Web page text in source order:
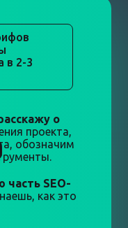
в 2-3
о
проекта,
обозначим
часть SEO-
как это